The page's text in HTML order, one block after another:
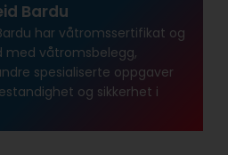
Bardu
har våtroms­sertifikat og
med våtroms­belegg,
spesialiserte oppgaver
og sikkerhet i